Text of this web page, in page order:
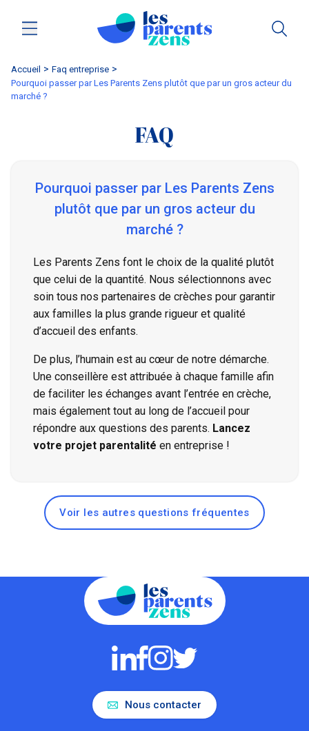
Accueil
faq entreprise
Pourquoi passer par Les Parents Zens plutôt que par un gros acteur du
marché ?
FAQ
Pourquoi passer par Les Parents Zens
plutôt que par un gros acteur du
marché ?
Les Parents Zens font le choix de la qualité plutôt
que celui de la quantité. Nous sélectionnons avec
soin tous nos partenaires de crèches pour garantir
aux familles la plus grande rigueur et qualité
d’accueil des enfants.
De plus, l’humain est au cœur de notre démarche.
Une conseillère est attribuée à chaque famille afin
de faciliter les échanges avant l’entrée en crèche,
mais également tout au long de l’accueil pour
répondre aux questions des parents. Lancez
votre projet parentalité en entreprise !
Voir les autres questions fréquentes
Nous contacter